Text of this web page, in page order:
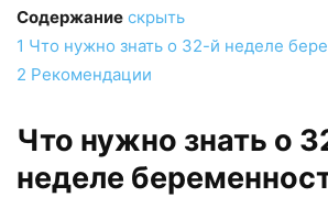
Содержание скрыть
1 Что нужно знать о 32-й неделе
2 Рекомендации
Что нужно знать о
неделе